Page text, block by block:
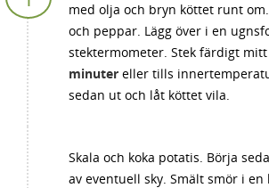
med olja och bryn köttet runt
och peppar. Lägg över i en
stektermometer. Stek färdigt
minuter eller tills
sedan ut och låt köttet vila.
Skala och koka potatis. Börja
av eventuell sky. Smält smör i